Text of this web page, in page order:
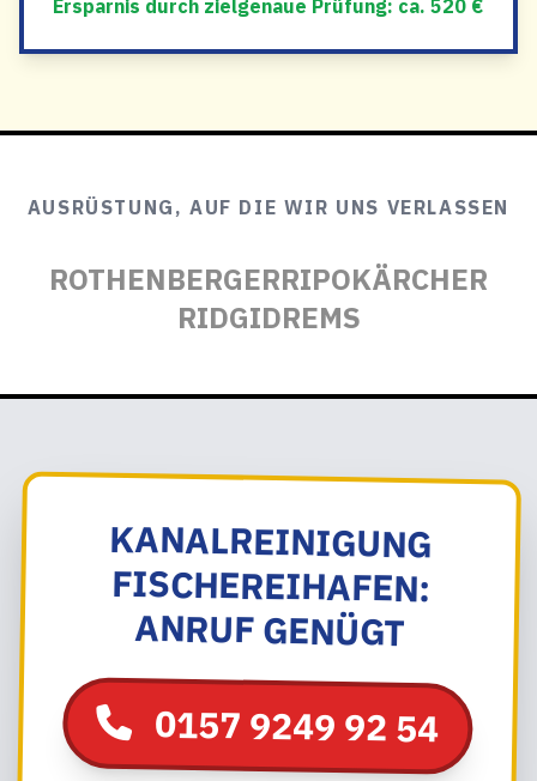
Ersparnis durch zielgenaue Prüfung: ca. 520 €
AUSRÜSTUNG, AUF DIE WIR UNS VERLASSEN
ROTHENBERGERRIPOKÄRCHER
RIDGIDREMS
KANALREINIGUNG
FISCHEREIHAFEN:
ANRUF GENÜGT
0157 9249 92 54